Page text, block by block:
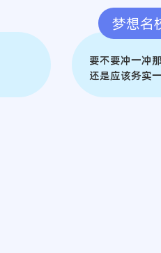
梦想名
要不要冲一冲
还是应该务实